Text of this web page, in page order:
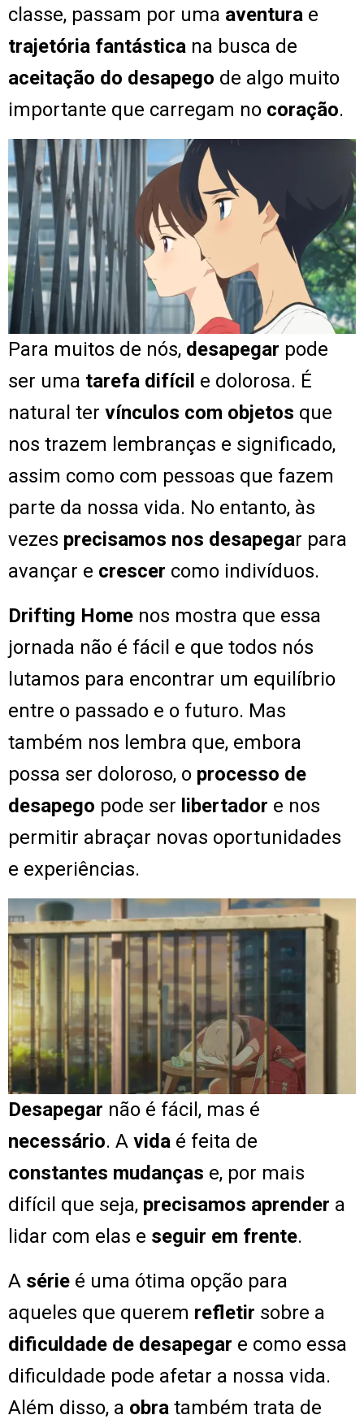
classe, passam por uma aventura e
trajetória fantástica na busca de
aceitação do desapego de algo muito
importante que carregam no coração.
Para muitos de nós, desapegar pode
ser uma tarefa difícil e dolorosa. É
natural ter vínculos com objetos que
nos trazem lembranças e significado,
assim como com pessoas que fazem
parte da nossa vida. No entanto, às
vezes precisamos nos desapegar para
avançar e crescer como indivíduos.
Drifting Home nos mostra que essa
jornada não é fácil e que todos nós
lutamos para encontrar um equilíbrio
entre o passado e o futuro. Mas
também nos lembra que, embora
possa ser doloroso, o processo de
desapego pode ser libertador e nos
permitir abraçar novas oportunidades
e experiências.
Desapegar não é fácil, mas é
necessário. A vida é feita de
constantes mudanças e, por mais
difícil que seja, precisamos aprender a
lidar com elas e seguir em frente.
A série é uma ótima opção para
aqueles que querem refletir sobre a
dificuldade de desapegar e como essa
dificuldade pode afetar a nossa vida.
Além disso, a obra também trata de